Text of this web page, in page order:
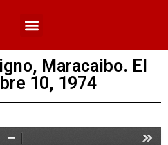
Maracaibo. El
10, 1974